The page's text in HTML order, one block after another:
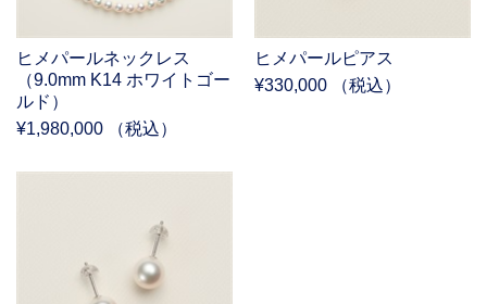
ヒメパールネックレス
（9.0mm K14 ホワイトゴー
ルド）
¥1,980,000 （税込）
ヒメパールピアス
¥330,000 （税込）